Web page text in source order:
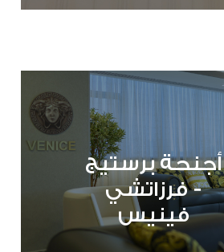
أجنحة برستيج
- فرزاتشي
فينيس